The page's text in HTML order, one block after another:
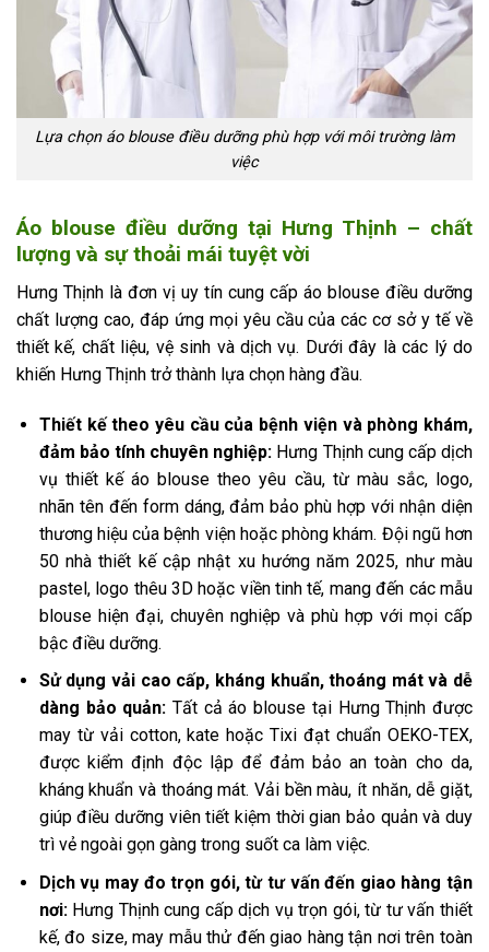
Lựa chọn áo blouse điều dưỡng phù hợp với môi trường làm
việc
Áo blouse điều dưỡng tại Hưng Thịnh – chất
lượng và sự thoải mái tuyệt vời
Hưng Thịnh là đơn vị uy tín cung cấp áo blouse điều dưỡng
chất lượng cao, đáp ứng mọi yêu cầu của các cơ sở y tế về
thiết kế, chất liệu, vệ sinh và dịch vụ. Dưới đây là các lý do
khiến Hưng Thịnh trở thành lựa chọn hàng đầu.
Thiết kế theo yêu cầu của bệnh viện và phòng khám,
đảm bảo tính chuyên nghiệp: Hưng Thịnh cung cấp dịch
vụ thiết kế áo blouse theo yêu cầu, từ màu sắc, logo,
nhãn tên đến form dáng, đảm bảo phù hợp với nhận diện
thương hiệu của bệnh viện hoặc phòng khám. Đội ngũ hơn
50 nhà thiết kế cập nhật xu hướng năm 2025, như màu
pastel, logo thêu 3D hoặc viền tinh tế, mang đến các mẫu
blouse hiện đại, chuyên nghiệp và phù hợp với mọi cấp
bậc điều dưỡng.
Sử dụng vải cao cấp, kháng khuẩn, thoáng mát và dễ
dàng bảo quản: Tất cả áo blouse tại Hưng Thịnh được
may từ vải cotton, kate hoặc Tixi đạt chuẩn OEKO-TEX,
được kiểm định độc lập để đảm bảo an toàn cho da,
kháng khuẩn và thoáng mát. Vải bền màu, ít nhăn, dễ giặt,
giúp điều dưỡng viên tiết kiệm thời gian bảo quản và duy
trì vẻ ngoài gọn gàng trong suốt ca làm việc.
Dịch vụ may đo trọn gói, từ tư vấn đến giao hàng tận
nơi: Hưng Thịnh cung cấp dịch vụ trọn gói, từ tư vấn thiết
kế, đo size, may mẫu thử đến giao hàng tận nơi trên toàn